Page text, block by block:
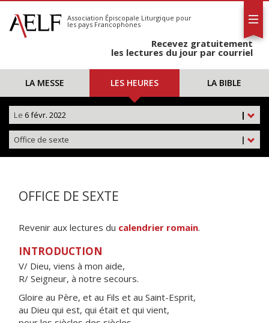
S'abonner
Calendrier
Association Épiscopale Liturgique pour
les pays Francophones
Recevez gratuitement
les lectures du jour par courriel
LA MESSE LES HEURES LA BIBLE
|
Le 6 févr. 2022
|
Office de sexte
OFFICE DE SEXTE
Revenir aux lectures du calendrier romain.
INTRODUCTION
V/ Dieu, viens à mon aide,
R/ Seigneur, à notre secours.
Gloire au Père, et au Fils et au Saint-Esprit,
au Dieu qui est, qui était et qui vient,